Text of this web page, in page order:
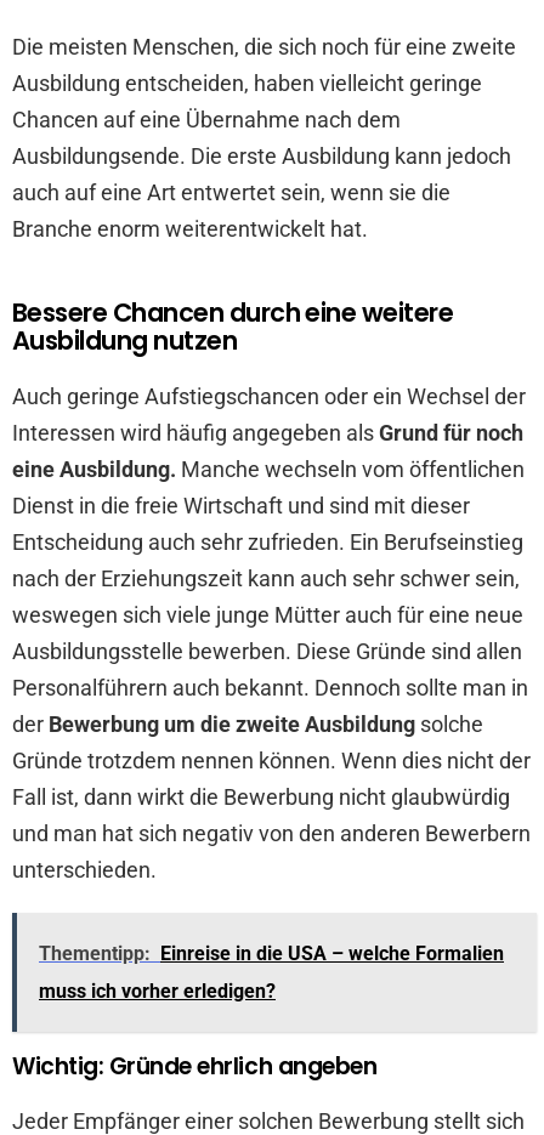
Die meisten Menschen, die sich noch für eine zweite
Ausbildung entscheiden, haben vielleicht geringe
Chancen auf eine Übernahme nach dem
Ausbildungsende. Die erste Ausbildung kann jedoch
auch auf eine Art entwertet sein, wenn sie die
Branche enorm weiterentwickelt hat.
Bessere Chancen durch eine weitere
Ausbildung nutzen
Auch geringe Aufstiegschancen oder ein Wechsel der
Interessen wird häufig angegeben alsGrund für noch
eine Ausbildung. Manche wechseln vom öffentlichen
Dienst in die freie Wirtschaft und sind mit dieser
Entscheidung auch sehr zufrieden. Ein Berufseinstieg
nach der Erziehungszeit kann auch sehr schwer sein,
weswegen sich viele junge Mütter auch für eine neue
Ausbildungsstelle bewerben. Diese Gründe sind allen
Personalführern auch bekannt. Dennoch sollte man in
der Bewerbung um die zweite Ausbildung solche
Gründe trotzdem nennen können. Wenn dies nicht der
Fall ist, dann wirkt die Bewerbung nicht glaubwürdig
und man hat sich negativ von den anderen Bewerbern
unterschieden.
Thementipp: Einreise in die USA – welche Formalien
muss ich vorher erledigen?
Wichtig: Gründe ehrlich angeben
Jeder Empfänger einer solchen Bewerbung stellt sich